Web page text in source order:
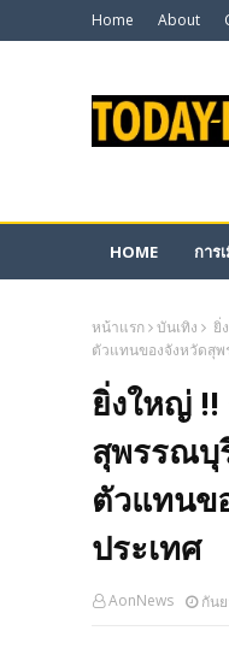
Home About
HOME การ
หน้าแรก บันเทิง
ยิ่
ตัวแทนของจังหวัดสุพ
ยิ่งใหญ่
สุพรรณบุ
ตัวแทนข
ประเทศ
AonNews กัน